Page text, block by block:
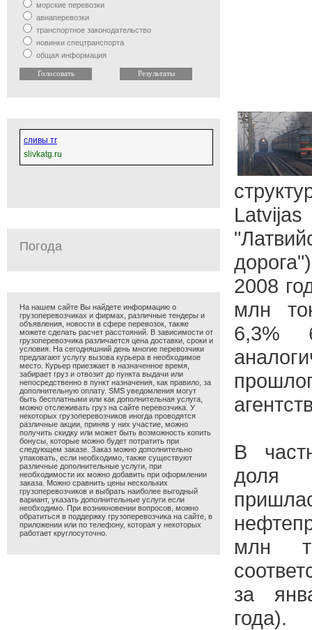
морские перевозки
авиаперевозки
транспортное законодательство
новинки спецтранспорта
общая информация
сливы тг
slivkatg.ru
Погода
На нашем сайте Вы найдете информацию о
грузоперевозчиках и фирмах, различные тендеры и
объявления, новости в сфере перевозок, также
можете сделать расчет расстояний. В зависимости от
грузоперевозчика различается цена доставки, сроки и
условия. На сегодняшний день многие перевозчики
предлагают услугу вызова курьера в необходимое
место. Курьер приезжает в назначенное время,
забирает груз и отвозит до пункта выдачи или
непосредственно в пункт назначения, как правило, за
дополнительную оплату. SMS уведомления могут
быть бесплатными или как дополнительная услуга,
можно отслеживать груз на сайте перевозчика. У
некоторых грузоперевозчиков иногда проводятся
различные акции, приняв у них участие, можно
получить скидку или может быть возможность копить
бонусы, которые можно будет потратить при
следующем заказе. Заказ можно дополнительно
упаковать, если необходимо, также существуют
различные дополнительные услуги, при
необходимости их можно добавить при оформлении
заказа. Можно сравнить цены нескольких
грузоперевозчиков и выбрать наиболее выгодный
вариант, указать дополнительные услуги если
необходимо. При возникновении вопросов, можно
обратиться в поддержку грузоперевозчика на сайте, в
приложении или по телефону, которая у некоторых
работает круглосуточно.
2008
млн
6,3%
В
доля
млн
за
года).